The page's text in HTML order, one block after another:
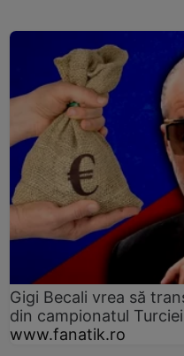
Gigi Becali vrea să
din campionatul
www.fanatik.ro